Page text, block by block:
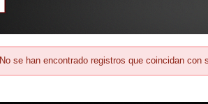
No se han encontrado registros que coincidan con